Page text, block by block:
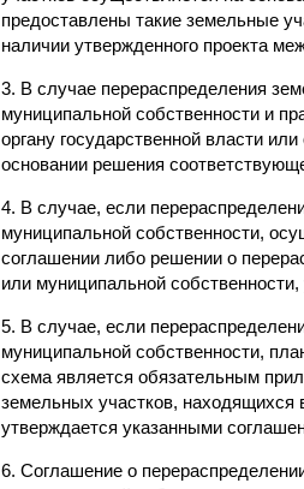
предоставлены такие земельные
наличии утвержденного проекта
3. В случае перераспределения
муниципальной собственности и
органу государственной власти
основании решения
4. В случае, если
муниципальной собственности,
соглашении либо решении о
или муниципальной
5. В случае, если
муниципальной собственности,
схема является обязательным
земельных участков, находящихся
утверждается указанными
6. Соглашение о